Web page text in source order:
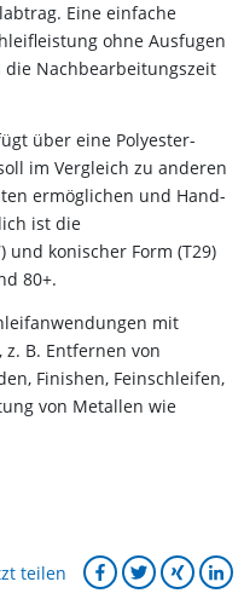
Eine einfache
ohne Ausfugen
Nachbearbeitungszeit
über eine Polyester-
im Vergleich zu anderen
ermöglichen und Hand-
ist die
und konischer Form (T29)
80+.
mit
B. Entfernen von
Finishen, Feinschleifen,
von Metallen wie
teilen